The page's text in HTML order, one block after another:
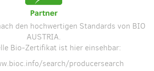
den hochwertigen Standards von BIO
AUSTRIA.
Bio-Zertifikat ist hier einsehbar:
search/producersearch